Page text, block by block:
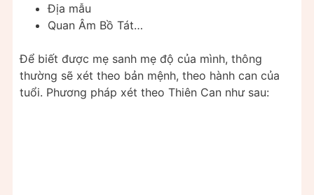
Địa mẫu
Quan Âm Bồ Tát…
Để biết được mẹ sanh mẹ độ của mình, thông
thường sẽ xét theo bản mệnh, theo hành can của
tuổi. Phương pháp xét theo Thiên Can như sau: